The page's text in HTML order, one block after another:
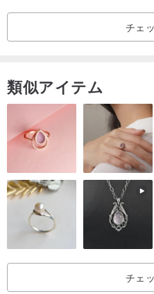
2 Onlygo 昂里生活創意のデザイ
方、または大量注文をご希望の
普段お召しの服のサイズを測り
サイズをお選びください。
サイズが合わない場合、不良品
ておりません。
絶滅危惧種Tシャツ / ジャイアン
絶滅危惧種Tシャツ / ジャイアン
チェ
類似アイテム
チェ